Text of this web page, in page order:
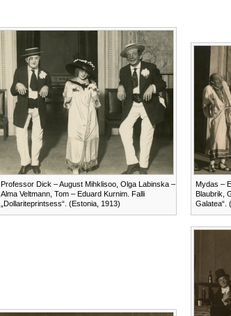
Professor Dick – August Mihklisoo, Olga Labinska –
Alma Veltmann, Tom – Eduard Kurnim. Falli
„Dollariteprintsess“. (Estonia, 1913)
Mydas –
Blaubrik,
Galatea“.